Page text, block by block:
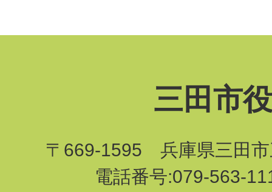
三田市
〒669-1595 兵庫県三田市
電話番号:079-563-